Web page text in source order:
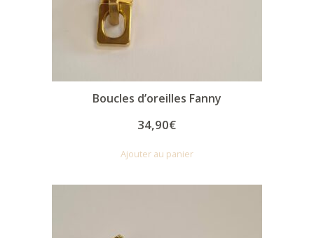
Boucles d’oreilles Fanny
34,90€
Ajouter au panier